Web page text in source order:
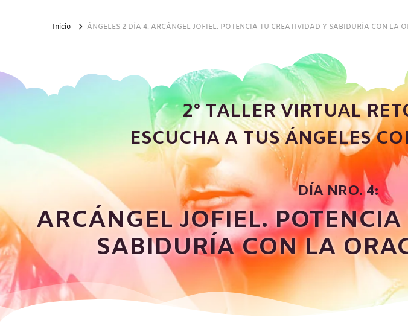
Inicio ÁNGELES 2 DÍA 4. ARCÁNGEL JOFIEL. POTENCIA TU CREATIVIDAD Y SABIDURÍA CON LA
2° TALLER VIRTUAL
ESCUCHA A TUS ÁNGELES
DÍA NRO. 4:
ARCÁNGEL JOFIEL.
SABIDURÍA CON LA